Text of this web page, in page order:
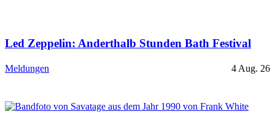
Led Zeppelin: Anderthalb Stunden Bath Festival
Meldungen 4 Aug. 26